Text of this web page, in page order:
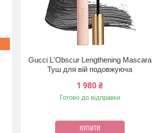
Gucci L'Obscur Lengthening Mascara
Туш для вій подовжуюча
1 980 ₴
Готово до відправки
КУПИТИ